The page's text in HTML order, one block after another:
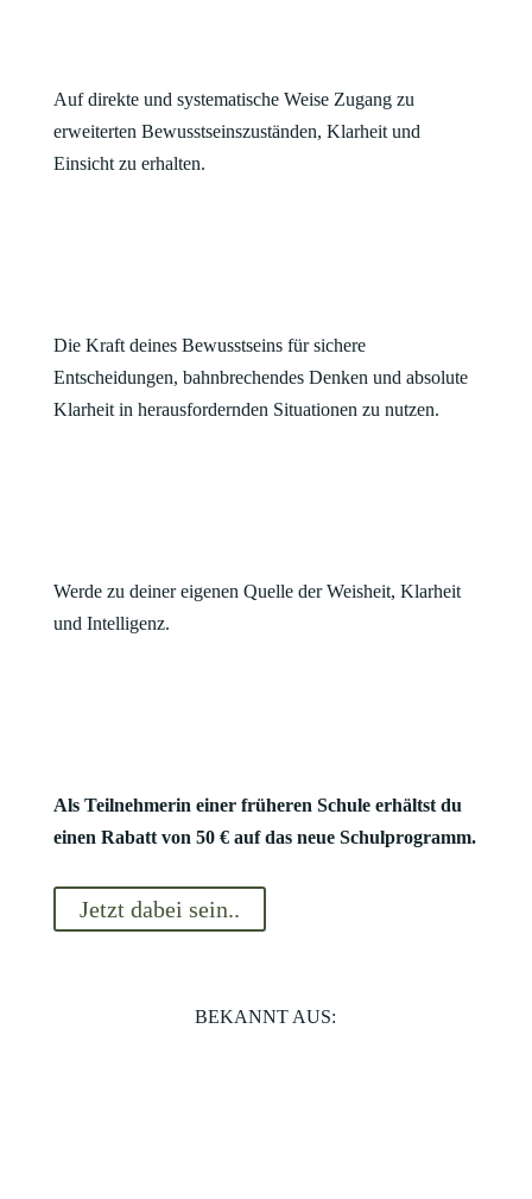
Auf direkte und systematische Weise Zugang zu
erweiterten Bewusstseinszuständen, Klarheit und
Einsicht zu erhalten.
Die Kraft deines Bewusstseins für sichere
Entscheidungen, bahnbrechendes Denken und absolute
Klarheit in herausfordernden Situationen zu nutzen.
Werde zu deiner eigenen Quelle der Weisheit, Klarheit
und Intelligenz.
Als Teilnehmerin einer früheren Schule erhältst du
einen Rabatt von 50 € auf das neue Schulprogramm.
Jetzt dabei sein..
BEKANNT AUS: